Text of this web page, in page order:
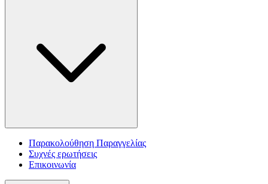
Παρακολούθηση Παραγγελίας
Συχνές ερωτήσεις
Επικοινωνία